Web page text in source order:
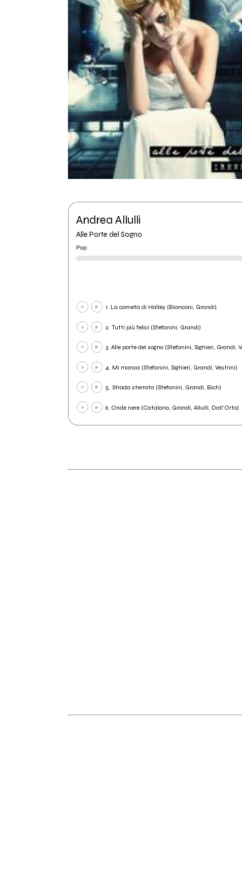
Andrea Allulli
Alle Porte del Sogno
Pop
1. La cometa di Halley (Bianconi, Grandi)
2. Tutti più felici (Stefanini, Grandi)
3. Alle porte del sogno (Stefanini, Sighieri, Grandi,
4. Mi manca (Stefanini, Sighieri, Grandi, Vestrini)
5. Strada sterrata (Stefanini, Grandi, Bich)
6. Onde nere (Catalano, Grandi, Allulli, Dall’Orto)